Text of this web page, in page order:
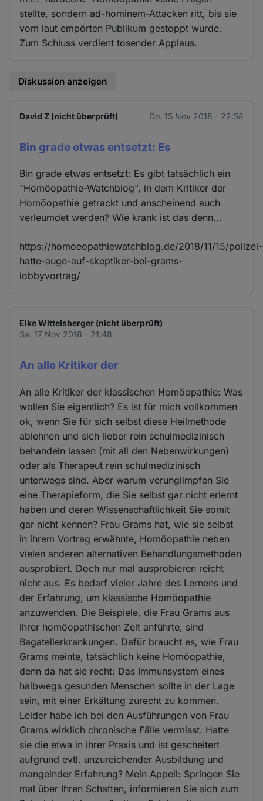
stellte, sondern ad-hominem-Attacken ritt, bis sie
vom laut empörten Publikum gestoppt wurde.
Zum Schluss verdient tosender Applaus.
Diskussion anzeigen
David Z (nicht überprüft) Do. 15 Nov 2018 - 22:58
Bin grade etwas entsetzt: Es
Bin grade etwas entsetzt: Es gibt tatsächlich ein
"Homöopathie-Watchblog", in dem Kritiker der
Homöopathie getrackt und anscheinend auch
verleumdet werden? Wie krank ist das denn...
https://homoeopathiewatchblog.de/2018/11/15/polizei-
hatte-auge-auf-skeptiker-bei-grams-
lobbyvortrag/
Elke Wittelsberger (nicht überprüft)
Sa. 17 Nov 2018 - 21:48
An alle Kritiker der
An alle Kritiker der klassischen Homöopathie: Was
wollen Sie eigentlich? Es ist für mich vollkommen
ok, wenn Sie für sich selbst diese Heilmethode
ablehnen und sich lieber rein schulmedizinisch
behandeln lassen (mit all den Nebenwirkungen)
oder als Therapeut rein schulmedizinisch
unterwegs sind. Aber warum verunglimpfen Sie
eine Therapieform, die Sie selbst gar nicht erlernt
haben und deren Wissenschaftlichkeit Sie somit
gar nicht kennen? Frau Grams hat, wie sie selbst
in ihrem Vortrag erwähnte, Homöopathie neben
vielen anderen alternativen Behandlungsmethoden
ausprobiert. Doch nur mal ausprobieren reicht
nicht aus. Es bedarf vieler Jahre des Lernens und
der Erfahrung, um klassische Homöopathie
anzuwenden. Die Beispiele, die Frau Grams aus
ihrer homöopathischen Zeit anführte, sind
Bagatellerkrankungen. Dafür braucht es, wie Frau
Grams meinte, tatsächlich keine Homöopathie,
denn da hat sie recht: Das Immunsystem eines
halbwegs gesunden Menschen sollte in der Lage
sein, mit einer Erkältung zurecht zu kommen.
Leider habe ich bei den Ausführungen von Frau
Grams wirklich chronische Fälle vermisst. Hatte
sie die etwa in ihrer Praxis und ist gescheitert
aufgrund evtl. unzureichender Ausbildung und
mangelnder Erfahrung? Mein Appell: Springen Sie
mal über Ihren Schatten, informieren Sie sich zum